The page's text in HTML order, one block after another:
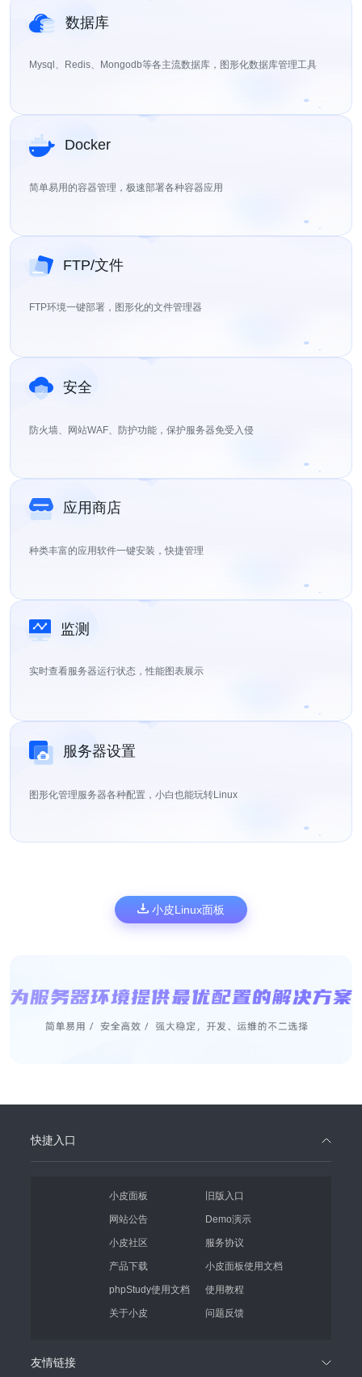
数据库
Mysql、Redis、Mongodb等各主流数据库，图形化数据库管理工具
Docker
简单易用的容器管理，极速部署各种容器应用
FTP/文件
FTP环境一键部署，图形化的文件管理器
安全
防火墙、网站WAF、防护功能，保护服务器免受入侵
应用商店
种类丰富的应用软件一键安装，快捷管理
监测
实时查看服务器运行状态，性能图表展示
服务器设置
图形化管理服务器各种配置，小白也能玩转Linux
小皮Linux面板
快捷入口
小皮面板 旧版入口
网站公告 Demo演示
小皮社区 服务协议
产品下载 小皮面板使用文档
phpStudy使用文档 使用教程
关于小皮 问题反馈
友情链接